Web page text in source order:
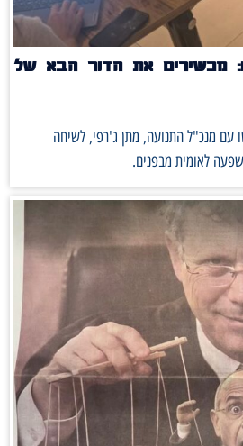
מכשירים את הדור הבא של
עם מנכ"ל התנועה, מתן ג'רפי, לשיחה
לאומית מבפנים.